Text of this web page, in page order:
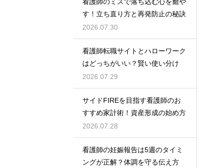
す！立ち直り方と再発防止の秘訣
2026.07.30
看護師転職サイトとハローワーク
はどっちがいい？賢い使い分け
2026.07.29
サイドFIREを目指す看護師のお
すすめ家計術！資産形成の始め方
2026.07.28
看護師の妊娠報告は5週のタイミ
ングが正解？体調を守る伝え方